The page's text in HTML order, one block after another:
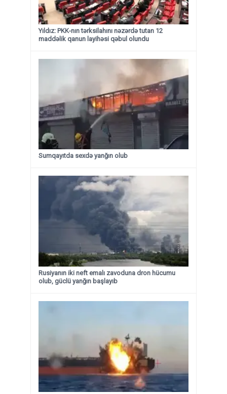
Yıldız: PKK-nın tərksilahını nəzərdə tutan 12
maddəlik qanun layihəsi qəbul olundu ​​​​​​​
Sumqayıtda sexdə yanğın olub
Rusiyanın iki neft emalı zavoduna dron hücumu
olub, güclü yanğın başlayıb